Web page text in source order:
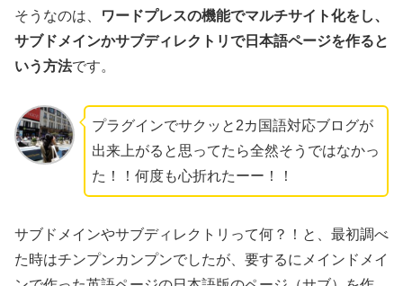
そうなのは、
ワードプレスの機能でマルチサイト化をし、
サブドメインかサブディレクトリで日本語ページを作ると
いう方法です。
プラグインでサクッと2カ国語対応ブログが
出来上がると思ってたら全然そうではなかっ
た！！何度も心折れたーー！！
サブドメインやサブディレクトリって何？！と、最初調べ
た時はチンプンカンプンでしたが、 要するにメインドメイ